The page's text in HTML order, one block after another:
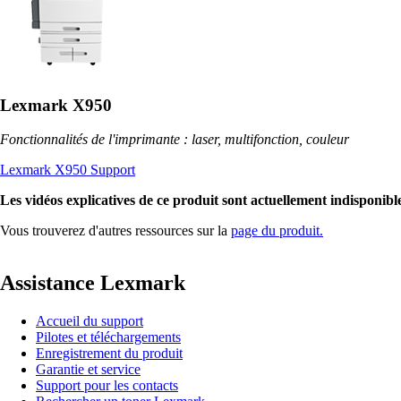
Lexmark X950
Fonctionnalités de l'imprimante : laser, multifonction, couleur
Lexmark X950 Support
Les vidéos explicatives de ce produit sont actuellement
Vous trouverez d'autres ressources sur la page du produit.
Assistance Lexmark
Accueil du support
Pilotes et téléchargements
Enregistrement du produit
Garantie et service
Support pour les contacts